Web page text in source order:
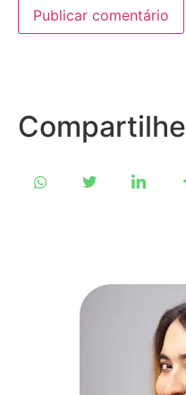
Compartilhe